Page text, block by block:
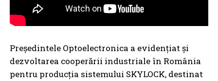
Președintele Optoelectronica a evidențiat și
dezvoltarea cooperării industriale în România
pentru producția sistemului SKYLOCK, destinat